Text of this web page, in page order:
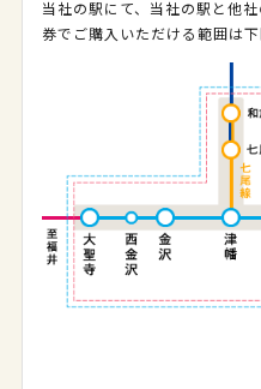
当社の駅にて、当社の駅と他
券でご購入いただける範囲は下